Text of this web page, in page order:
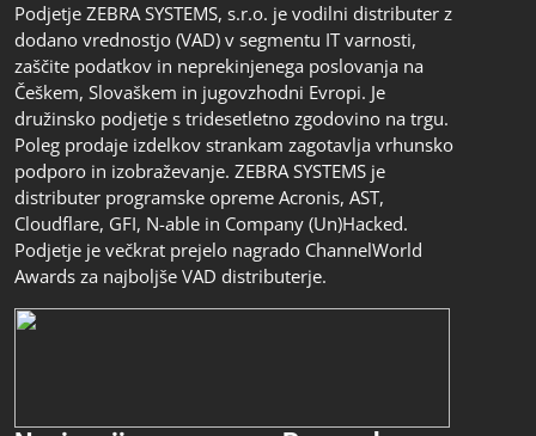
Podjetje ZEBRA SYSTEMS, s.r.o. je vodilni distributer z
dodano vrednostjo (VAD) v segmentu IT varnosti,
zaščite podatkov in neprekinjenega poslovanja na
Češkem, Slovaškem in jugovzhodni Evropi. Je
družinsko podjetje s tridesetletno zgodovino na trgu.
Poleg prodaje izdelkov strankam zagotavlja vrhunsko
podporo in izobraževanje. ZEBRA SYSTEMS je
distributer programske opreme Acronis, AST,
Cloudflare, GFI, N-able in Company (Un)Hacked.
Podjetje je večkrat prejelo nagrado ChannelWorld
Awards za najboljše VAD distributerje.